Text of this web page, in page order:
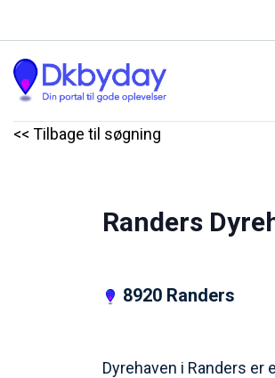
<< Tilbage til søgning
Randers
8920 Randers
Dyrehaven i Randers er